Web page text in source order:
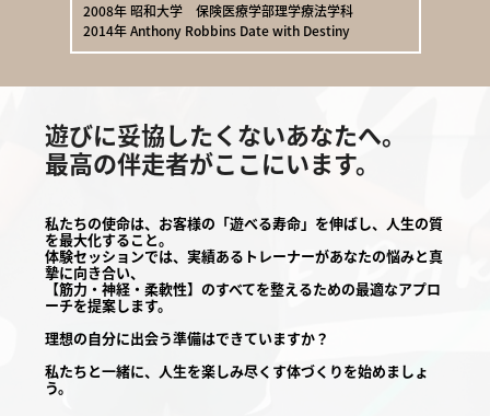
2008年 昭和大学 保険医療学部理学療法学科
2014年 Anthony Robbins Date with Destiny
遊びに妥協したくないあなたへ。
最高の伴走者がここにいます。
私たちの使命は、お客様の「遊べる寿命」を伸ばし、人生の質
を最大化すること。
体験セッションでは、実績あるトレーナーがあなたの悩みと真
摯に向き合い、
【筋力・神経・柔軟性】のすべてを整えるための最適なアプロ
ーチを提案します。
理想の自分に出会う準備はできていますか？
私たちと一緒に、人生を楽しみ尽くす体づくりを始めましょ
う。